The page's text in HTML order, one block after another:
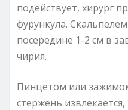
подействует, хирург
фурункула.
посередине 1-2 см в
чирия.
Пинцетом или
стержень